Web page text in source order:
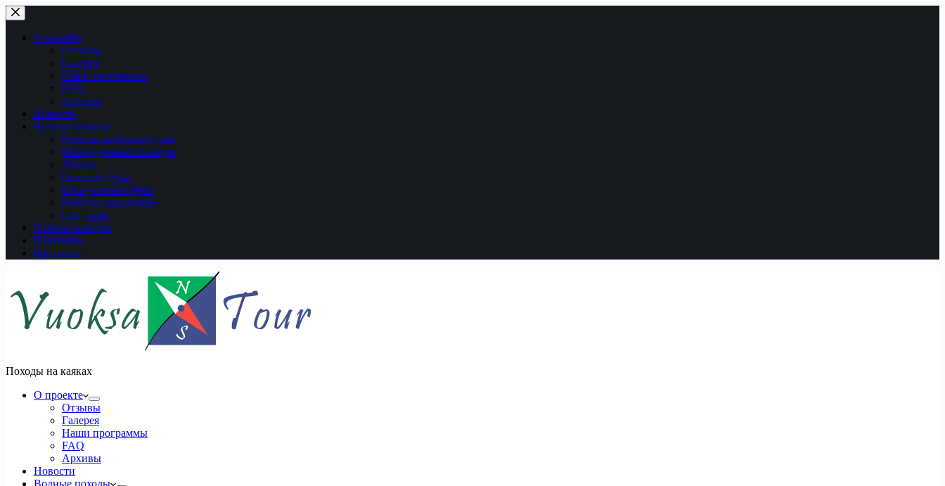
Перейти
к
сути
О проекте
Отзывы
Галерея
Наши программы
FAQ
Архивы
Новости
Водные походы
Походы выходного дня
Многодневные походы
Ладога
Осенние туры
Прогулочные туры
Походы «под ключ»
Сап туры
График походов
Партнеры
Контакты
Походы на каяках
О проекте
Отзывы
Галерея
Наши программы
FAQ
Архивы
Новости
Водные походы